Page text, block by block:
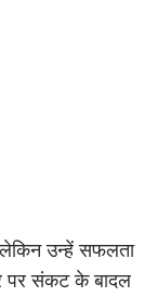
उन्हें सफलता
पर संकट के बादल